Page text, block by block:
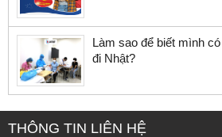
Làm sao để biết mình
đi Nhật?
THÔNG TIN LIÊN HỆ